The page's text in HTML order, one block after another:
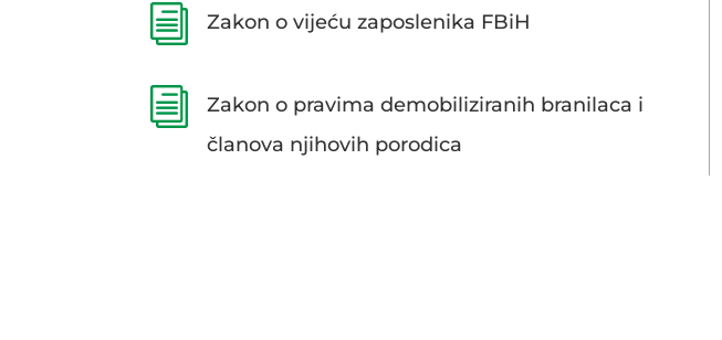
i Zakon o vijeću zaposlenika FBiH
i
Zakon o pravima demobiliziranih branilaca i
članova njihovih porodica